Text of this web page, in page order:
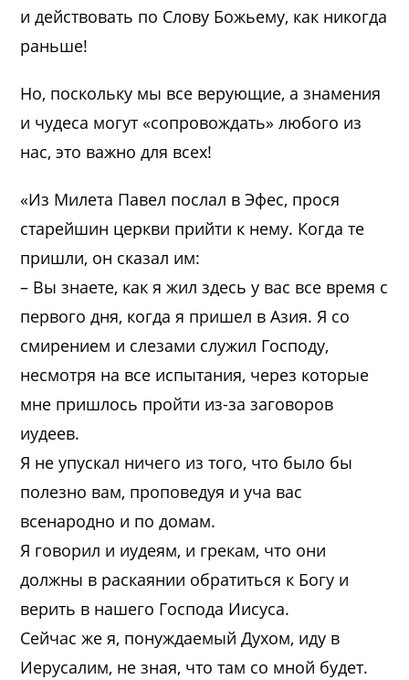
и действовать по Слову Божьему, как никогда
раньше!
Но, поскольку мы все верующие, а знамения
и чудеса могут «сопровождать» любого из
нас, это важно для всех!
«Из Милета Павел послал в Эфес, прося
старейшин церкви прийти к нему. Когда те
пришли, он сказал им:
– Вы знаете, как я жил здесь у вас все время с
первого дня, когда я пришел в Азия. Я со
смирением и слезами служил Господу,
несмотря на все испытания, через которые
мне пришлось пройти из-за заговоров
иудеев.
Я не упускал ничего из того, что было бы
полезно вам, проповедуя и уча вас
всенародно и по домам.
Я говорил и иудеям, и грекам, что они
должны в раскаянии обратиться к Богу и
верить в нашего Господа Иисуса.
Сейчас же я, понуждаемый Духом, иду в
Иерусалим, не зная, что там со мной будет.